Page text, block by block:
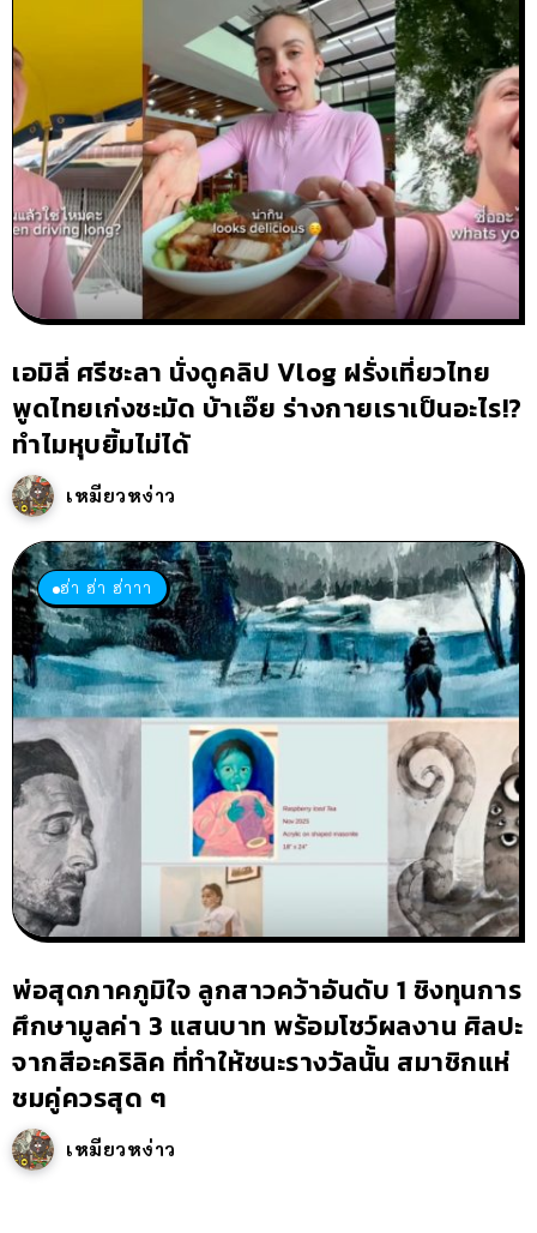
เอมิลี่ ศรีชะลา นั่งดูคลิป Vlog ฝรั่งเที่ยวไทย
พูดไทยเก่งชะมัด บ้าเอ๊ย ร่างกายเราเป็นอะไร!?
ทำไมหุบยิ้มไม่ได้
เหมียวหง่าว
ฮ่า ฮ่า ฮ่าาา
พ่อสุดภาคภูมิใจ ลูกสาวคว้าอันดับ 1 ชิงทุนการ
ศึกษามูลค่า 3 แสนบาท พร้อมโชว์ผลงาน ศิลปะ
จากสีอะคริลิค ที่ทำให้ชนะรางวัลนั้น สมาชิกแห่
ชมคู่ควรสุด ๆ
เหมียวหง่าว